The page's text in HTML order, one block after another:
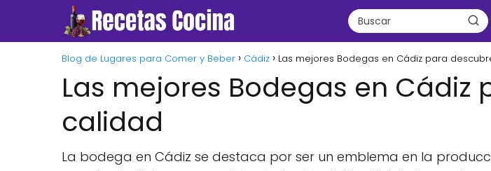
Blog de Lugares para Comer y Beber Cádiz Las mejores Bodegas en Cádiz para
Las mejores Bodegas en
calidad
La bodega en Cádiz se destaca por ser un emblema en la